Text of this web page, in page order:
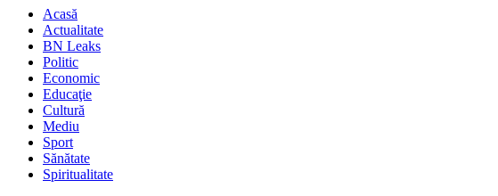
Acasă
Actualitate
BN Leaks
Politic
Economic
Educaţie
Cultură
Mediu
Sport
Sănătate
Spiritualitate